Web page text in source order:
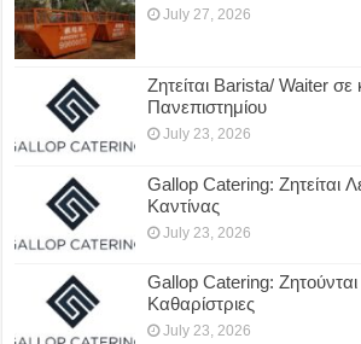
July 27, 2026
Ζητείται Barista/ Waiter σε
Πανεπιστημίου
July 23, 2026
Gallop Catering: Ζητείται
Καντίνας
July 23, 2026
Gallop Catering:
Καθαρίστριες
July 23, 2026